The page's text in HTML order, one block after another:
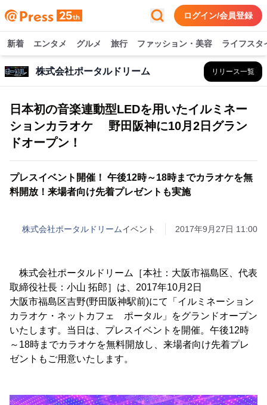
ログイン/会員登録
新着 エンタメ グルメ 旅行 ファッション・美容 ライフスタ
株式会社ポータルドリーム リリース一覧
日本初の音楽連動型LEDを用いたイルミネー
ションカラオケ 野田阪神に10月2日グラン
ドオープン！
プレスイベント開催！ 午後12時～18時までカラオケを無
料開放！来場者向け先着プレゼントも実施
株式会社ポータルドリームイベント 2017年9月27日 11:00
株式会社ポータルドリーム［本社：大阪市福島区、代表
取締役社長：小山 拓郎］は、2017年10月2日
大阪市福島区吉野(野田阪神駅前)にて「イルミネーション
カラオケ・ネットカフェ ポータル」をグランドオープン
いたします。当日は、プレスイベントを開催。午後12時
～18時までカラオケを無料開放し、来場者向け先着プレ
ゼントもご用意いたします。